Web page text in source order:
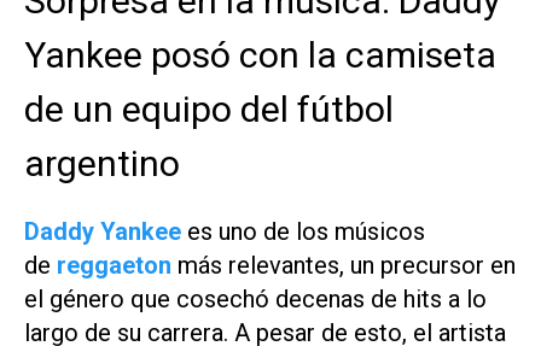
Yankee posó con la camiseta
de un equipo del fútbol
argentino
Daddy Yankee es uno de los músicos
de reggaeton más relevantes, un precursor en
el género que cosechó decenas de hits a lo
largo de su carrera. A pesar de esto, el artista